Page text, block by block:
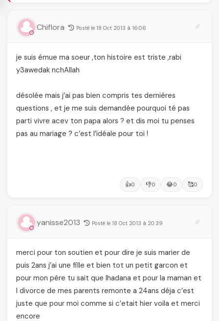
Chiflora Posté le 18 Oct 2013 à 16:06
je suis émue ma soeur ,ton histoire est triste ,rabi
y3awedak nchAllah
désolée mais j’ai pas bien compris tes dernières
questions , et je me suis demandée pourquoi té pas
parti vivre acev ton papa alors ? et dis moi tu penses
pas au mariage ? c’est l’idéale pour toi !
👍0 👎0 😂0 🥰0
yanisse2013 Posté le 18 Oct 2013 à 20:39
merci pour ton soutien et pour dire je suis marier de
puis 2ans j’ai une fille et bien tot un petit garcon et
pour mon pére tu sait que lhadana et pour la maman et
l divorce de mes parents remonte a 24ans déja c’est
juste que pour moi comme si c’etait hier voila et merci
encore